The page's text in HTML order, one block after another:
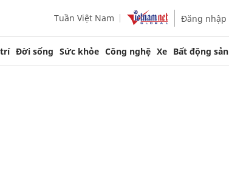
Tuần Việt Nam Đăng nhập
trí Đời sống Sức khỏe Công nghệ Xe Bất động sản